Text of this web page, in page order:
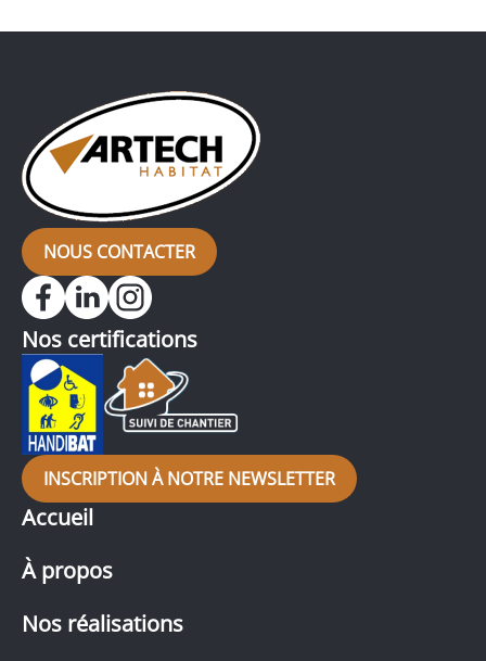
NOUS CONTACTER
Accueil
À propos
Nos réalisations
Nos certifications
INSCRIPTION À NOTRE NEWSLETTER